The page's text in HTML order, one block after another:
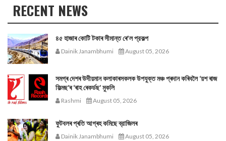
RECENT NEWS
৪৫ হাজাৰ কোটি টকাৰ সীমান্ত ৰে'ল প্রকল্প
Dainik Janambhumi August 05, 2026
সমগ্ৰ দেশৰ উদীয়মান কলাকাৰসকলক উপযুক্ত মঞ্চ প্ৰদান কৰিবলৈ ‘য়শ ৰাজ
ফিল্মছ’ৰ ‘ৰাহ ৰেকৰ্ডছ’ মুকলি
Rashmi August 05, 2026
ফুটবলৰ প্ৰতি আগ্ৰহ কমিছে ব্রাজিলৰ
Dainik Janambhumi August 05, 2026